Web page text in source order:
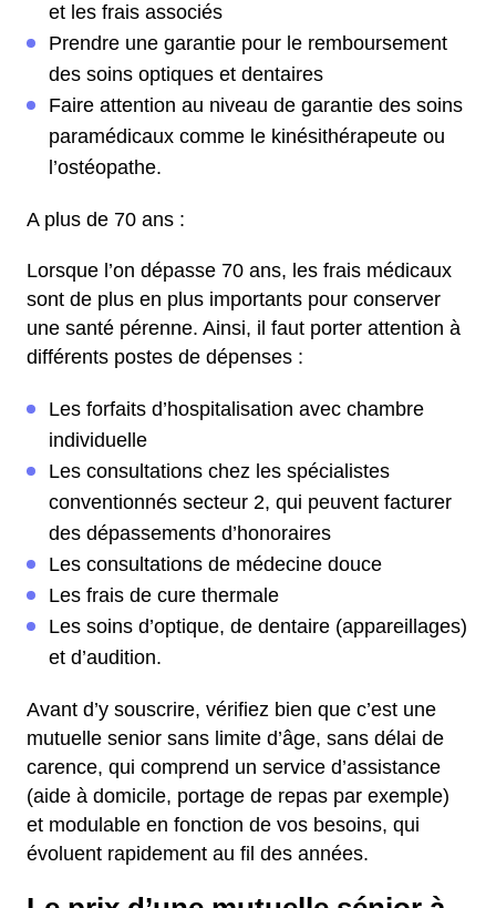
et les frais associés
Prendre une garantie pour le remboursement
des soins optiques et dentaires
Faire attention au niveau de garantie des soins
paramédicaux comme le kinésithérapeute ou
l’ostéopathe.
A plus de 70 ans :
Lorsque l’on dépasse 70 ans, les frais médicaux
sont de plus en plus importants pour conserver
une santé pérenne. Ainsi, il faut porter attention à
différents postes de dépenses :
Les forfaits d’hospitalisation avec chambre
individuelle
Les consultations chez les spécialistes
conventionnés secteur 2, qui peuvent facturer
des dépassements d’honoraires
Les consultations de médecine douce
Les frais de cure thermale
Les soins d’optique, de dentaire (appareillages)
et d’audition.
Avant d’y souscrire, vérifiez bien que c’est une
mutuelle senior sans limite d’âge, sans délai de
carence, qui comprend un service d’assistance
(aide à domicile, portage de repas par exemple)
et modulable en fonction de vos besoins, qui
évoluent rapidement au fil des années.